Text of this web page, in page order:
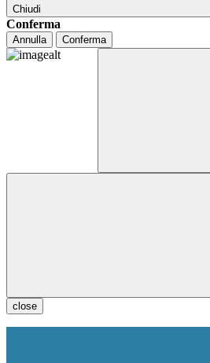
Chiudi
Conferma
Annulla Conferma
close